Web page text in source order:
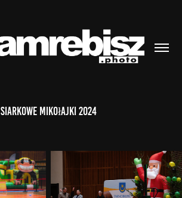
Siarkowe Mikołajki 2024